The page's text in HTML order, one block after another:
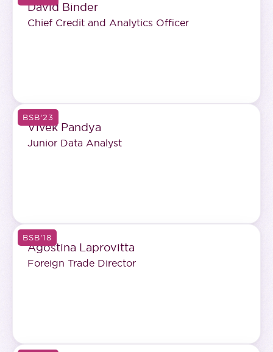
David Binder
Chief Credit and Analytics Officer
BSB'23
Vivek Pandya
Junior Data Analyst
BSB'18
Agostina Laprovitta
Foreign Trade Director